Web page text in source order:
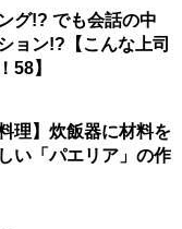
グ!? でも会話の中
ョン!?【こんな上司
58】
理】炊飯器に材料を
い「パエリア」の作